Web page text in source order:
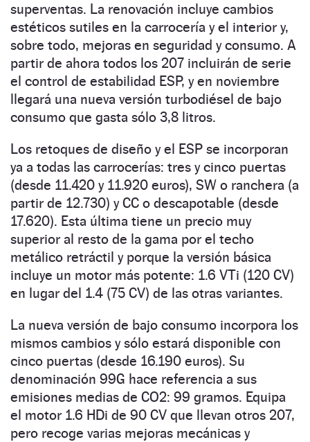
superventas. La renovación incluye cambios
estéticos sutiles en la carrocería y el interior y,
sobre todo, mejoras en seguridad y consumo. A
partir de ahora todos los 207 incluirán de serie
el control de estabilidad ESP, y en noviembre
llegará una nueva versión turbodiésel de bajo
consumo que gasta sólo 3,8 litros.
Los retoques de diseño y el ESP se incorporan
ya a todas las carrocerías: tres y cinco puertas
(desde 11.420 y 11.920 euros), SW o ranchera (a
partir de 12.730) y CC o descapotable (desde
17.620). Esta última tiene un precio muy
superior al resto de la gama por el techo
metálico retráctil y porque la versión básica
incluye un motor más potente: 1.6 VTi (120 CV)
en lugar del 1.4 (75 CV) de las otras variantes.
La nueva versión de bajo consumo incorpora los
mismos cambios y sólo estará disponible con
cinco puertas (desde 16.190 euros). Su
denominación 99G hace referencia a sus
emisiones medias de CO2: 99 gramos. Equipa
el motor 1.6 HDi de 90 CV que llevan otros 207,
pero recoge varias mejoras mecánicas y